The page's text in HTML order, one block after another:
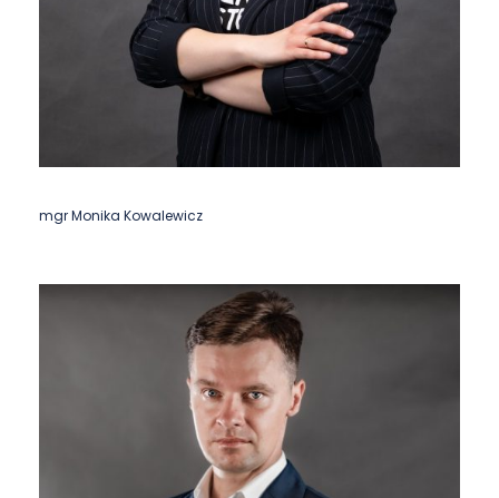
mgr Monika Kowalewicz